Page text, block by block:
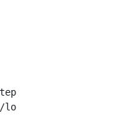
2.0
local/lib/pkgconfig